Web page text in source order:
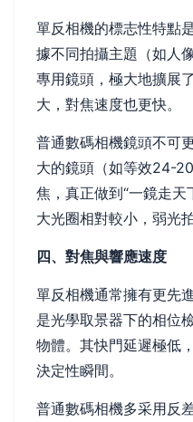
單反相機的標志性特點
據不同拍攝主題（如人
專用鏡頭，極大地擴展
大，對焦速度也更快。
普通數碼相機鏡頭不可
大的鏡頭（如等效24-
焦，真正做到“一鏡走
大光圈相對較小，弱光
四、對焦與響應速度
單反相機通常擁有更先
是光學取景器下的相位
物體。其快門延遲極低
決定性瞬間。
普通數碼相機多采用反